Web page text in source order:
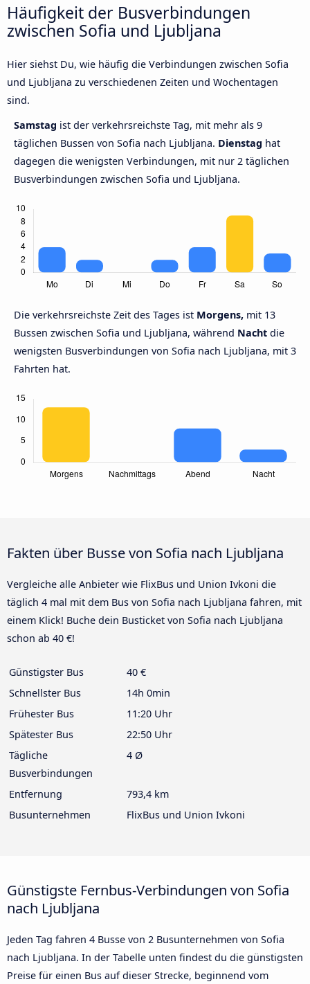
Häufigkeit der Busverbindungen
zwischen Sofia und Ljubljana
Hier siehst Du, wie häufig die Verbindungen zwischen Sofia
und Ljubljana zu verschiedenen Zeiten und Wochentagen
sind.
Samstag ist der verkehrsreichste Tag, mit mehr als 9
täglichen Bussen von Sofia nach Ljubljana. Dienstag hat
dagegen die wenigsten Verbindungen, mit nur 2 täglichen
Busverbindungen zwischen Sofia und Ljubljana.
Die verkehrsreichste Zeit des Tages ist Morgens, mit 13
Bussen zwischen Sofia und Ljubljana, während Nacht die
wenigsten Busverbindungen von Sofia nach Ljubljana, mit 3
Fahrten hat.
Fakten über Busse von Sofia nach Ljubljana
Vergleiche alle Anbieter wie FlixBus und Union Ivkoni die
täglich 4 mal mit dem Bus von Sofia nach Ljubljana fahren, mit
einem Klick! Buche dein Busticket von Sofia nach Ljubljana
schon ab 40 €!
Günstigster Bus
40 €
Schnellster Bus
14h 0min
Frühester Bus
11:20 Uhr
Spätester Bus
22:50 Uhr
Tägliche
Busverbindungen
4 Ø
Entfernung
793,4 km
Busunternehmen
FlixBus und Union Ivkoni
Günstigste Fernbus-Verbindungen von Sofia
nach Ljubljana
Jeden Tag fahren 4 Busse von 2 Busunternehmen von Sofia
nach Ljubljana. In der Tabelle unten findest du die günstigsten
Preise für einen Bus auf dieser Strecke, beginnend vom